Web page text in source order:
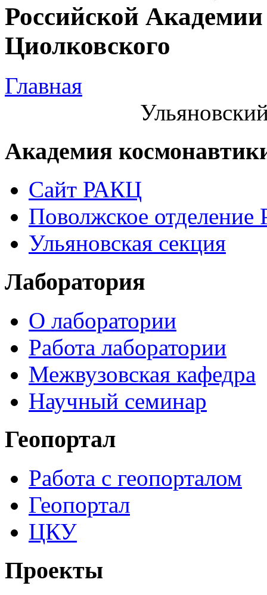
Российской
Циолковского
Главная
Академия
Сайт РАКЦ
Поволжское
Ульяновская секция
Лаборатория
О лаборатории
Работа лаборатории
Межвузовская кафедра
Научный семинар
Геопортал
Работа с геопорталом
Геопортал
ЦКУ
Проекты